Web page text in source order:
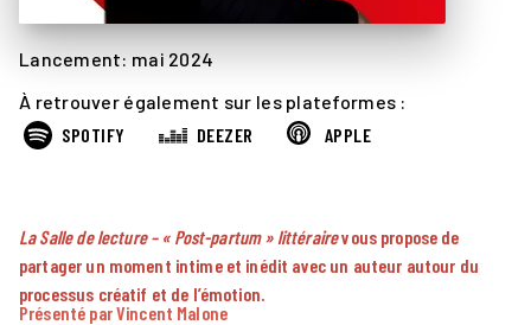
Lancement: mai 2024
À retrouver également sur les plateformes :
SPOTIFY
DEEZER APPLE
La Salle de lecture – « Post-partum » littérairevous propose de
partager un moment intime et inédit avec un auteur autour du
processus créatif et de l’émotion.
Présenté par Vincent Malone